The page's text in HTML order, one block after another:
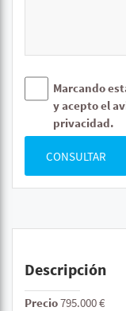
Marcando
y acepto el
privacidad.
CONSULTAR
Descripción
Precio795.000 €